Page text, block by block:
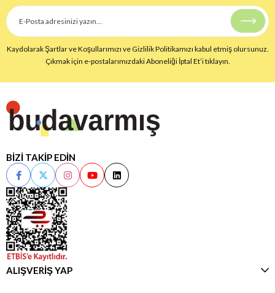
Kaydolarak Şartlar ve Koşullarımızı ve Gizlilik Politikamızı kabul etmiş olursunuz.
Çıkmak için e-postalarımızdaki Aboneliği İptal Et’i tıklayın.
BİZİ TAKİP EDİN
ALIŞVERİŞ YAP